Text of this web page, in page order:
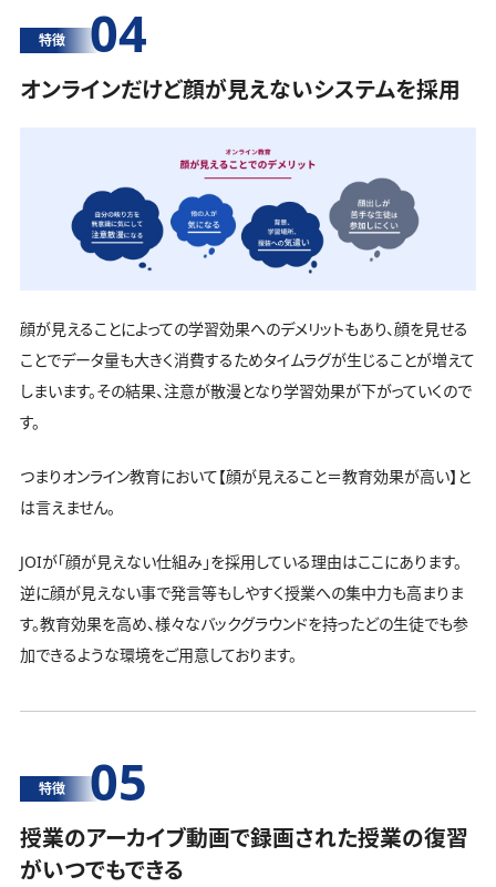
特徴 04
オンラインだけど顔が見えないシステムを採用
顔が見えることによっての学習効果へのデメリットもあり、顔を見せる
ことでデータ量も大きく消費するためタイムラグが生じることが増えて
しまいます。その結果、注意が散漫となり学習効果が下がっていくので
す。
つまりオンライン教育において【顔が見えること＝教育効果が高い】と
は言えません。
JOIが「顔が見えない仕組み」を採用している理由はここにあります。
逆に顔が見えない事で発言等もしやすく授業への集中力も高まりま
す。教育効果を高め、様々なバックグラウンドを持ったどの生徒でも参
加できるような環境をご用意しております。
特徴 05
授業のアーカイブ動画で録画された授業の復習
がいつでもできる